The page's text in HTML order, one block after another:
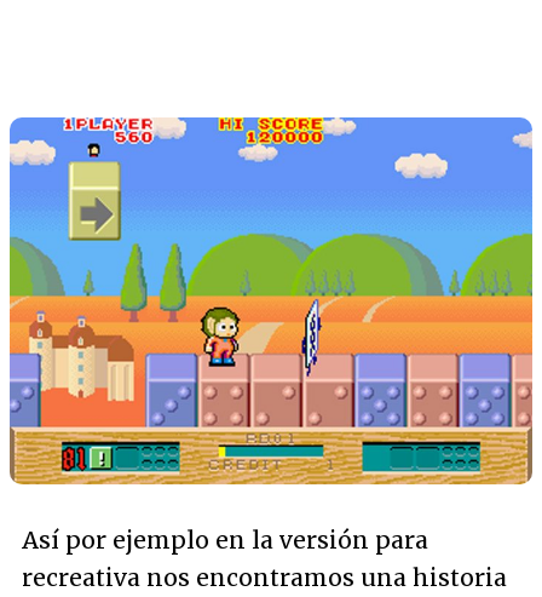
Así por ejemplo en la versión para
recreativa nos encontramos una historia